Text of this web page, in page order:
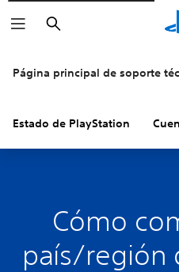
Buscar
Página principal de soporte
Estado de PlayStation
Cómo
país/región